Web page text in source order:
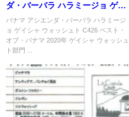
ダ・バーバラ ハラミージョ ゲイ
シャ ウォッシュト C426 ベス
ト・オブ・パナマ 2020年 ゲイシ
ャ ウォッシュト部門 第4位
パナマ アシエンダ・バーバラ ハラミージ
ョ ゲイシャ ウォッシュト C426 ベスト・
オブ・パナマ 2020年 ゲイシャ ウォッシュ
ト部門 ...